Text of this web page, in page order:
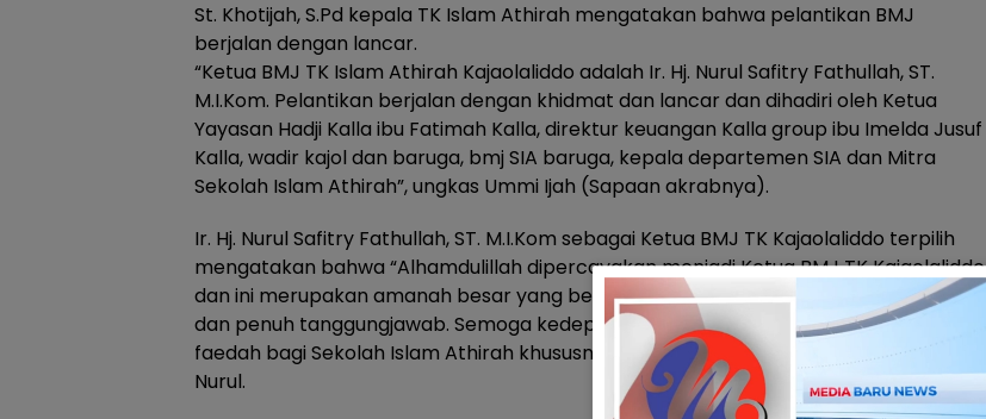
St. Khotijah, S.Pd kepala TK Islam Athirah mengatakan bahwa pelantikan BMJ
berjalan dengan lancar.
“Ketua BMJ TK Islam Athirah Kajaolaliddo adalah Ir. Hj. Nurul Safitry Fathullah, ST.
M.I.Kom. Pelantikan berjalan dengan khidmat dan lancar dan dihadiri oleh Ketua
Yayasan Hadji Kalla ibu Fatimah Kalla, direktur keuangan Kalla group ibu Imelda Jusuf
Kalla, wadir kajol dan baruga, bmj SIA baruga, kepala departemen SIA dan Mitra
Sekolah Islam Athirah”, ungkas Ummi Ijah (Sapaan akrabnya).
Ir. Hj. Nurul Safitry Fathullah, ST. M.I.Kom sebagai Ketua BMJ TK Kajaolaliddo terpilih
mengatakan bahwa “Alhamdulillah dipercayakan menjadi Ketua BMJ TK Kajaolaliddo
dan ini merupakan amanah besar yang benar-benar harus dijalankan dengan ikhlas
dan penuh tanggungjawab. Semoga kedepannya BMJ TK Kajol bisa memberikan
faedah bagi Sekolah Islam Athirah khususnya TK Islam Athirah 1 Makassar”, tutur
Nurul.